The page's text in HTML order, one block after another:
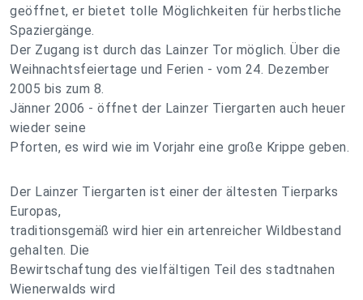
geöffnet, er bietet tolle Möglichkeiten für herbstliche
Spaziergänge.
Der Zugang ist durch das Lainzer Tor möglich. Über die
Weihnachtsfeiertage und Ferien - vom 24. Dezember
2005 bis zum 8.
Jänner 2006 - öffnet der Lainzer Tiergarten auch heuer
wieder seine
Pforten, es wird wie im Vorjahr eine große Krippe geben.
Der Lainzer Tiergarten ist einer der ältesten Tierparks
Europas,
traditionsgemäß wird hier ein artenreicher Wildbestand
gehalten. Die
Bewirtschaftung des vielfältigen Teil des stadtnahen
Wienerwalds wird